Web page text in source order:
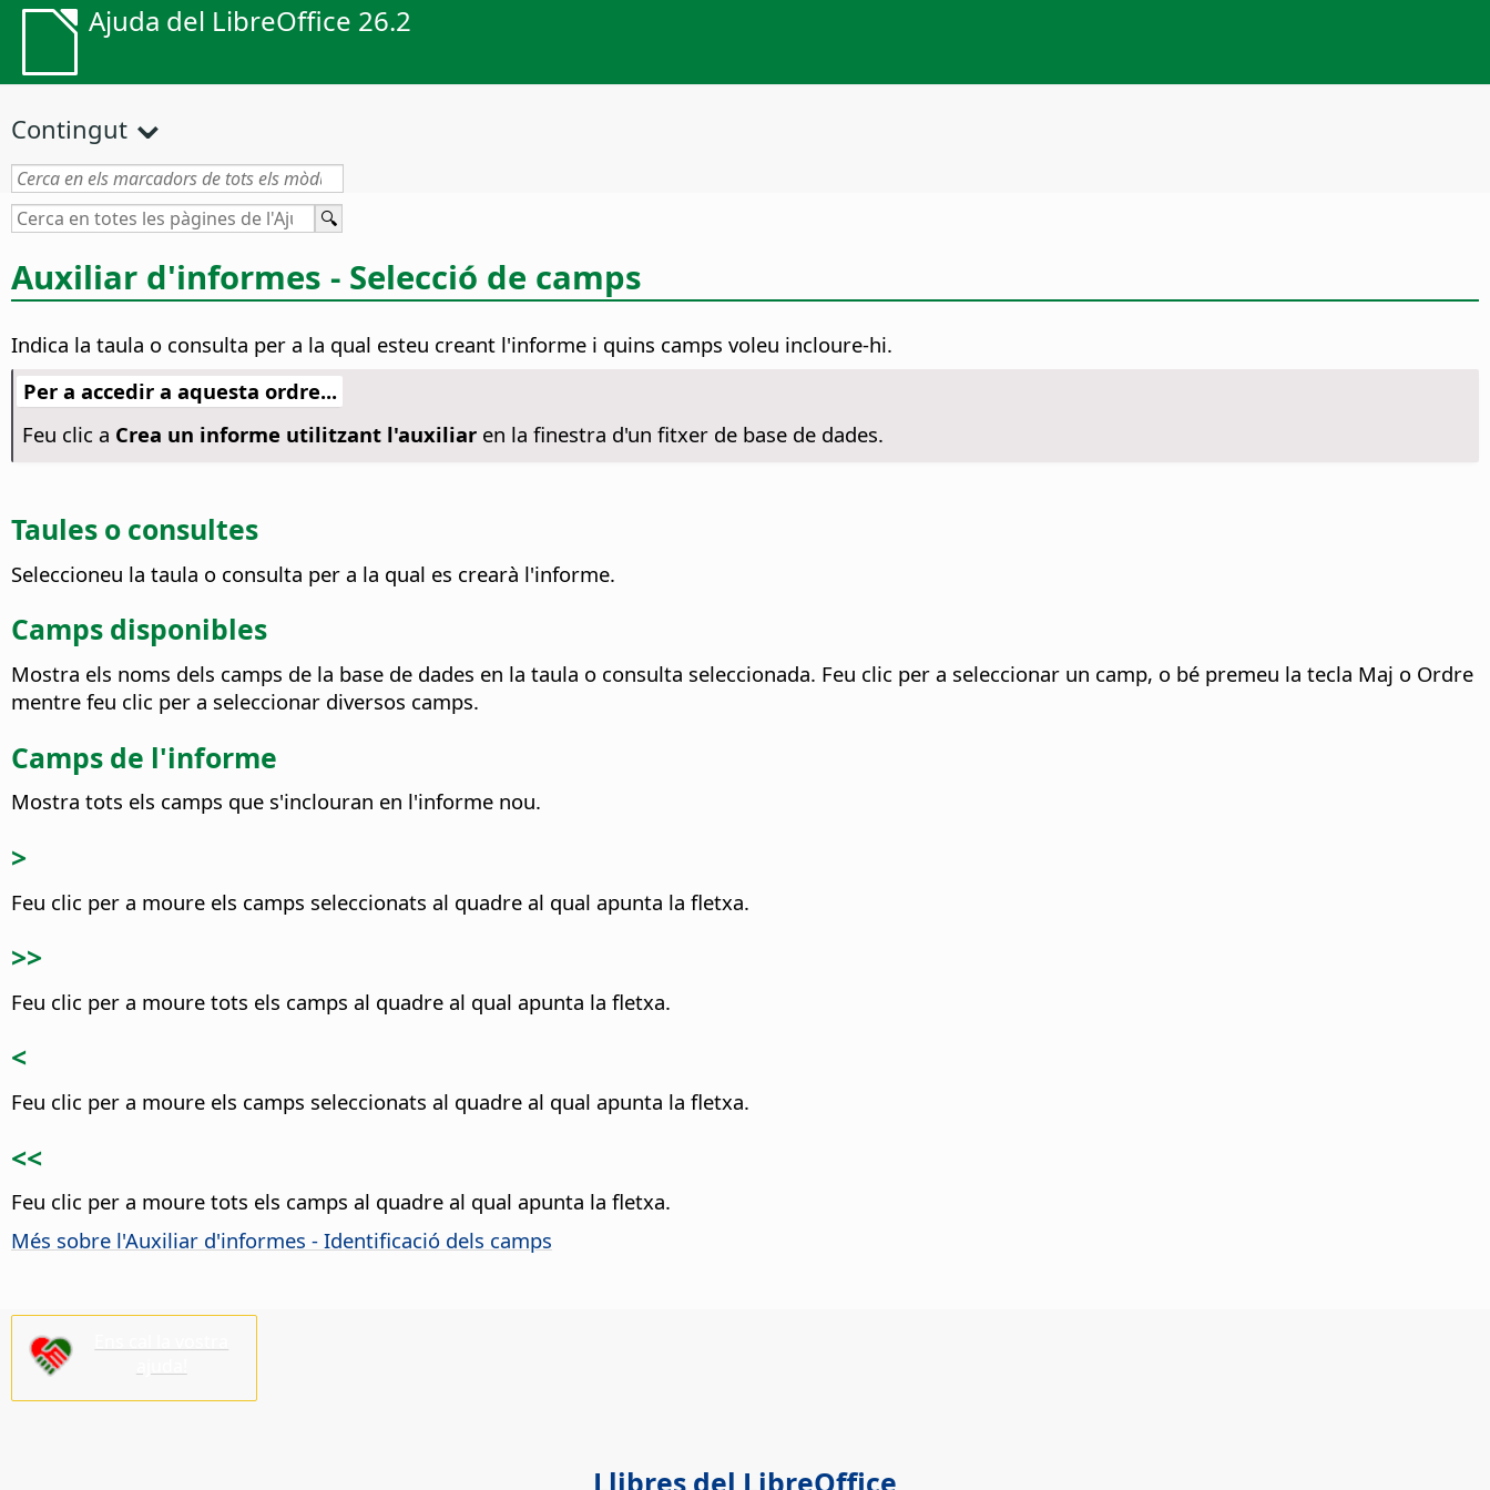
Ajuda del LibreOffice 26.2
Contingut
Auxiliar d'informes - Selecció de camps
Indica la taula o consulta per a la qual esteu creant l'informe i quins camps voleu incloure-hi.
Per a accedir a aquesta ordre...
Feu clic a Crea un informe utilitzant l'auxiliaren la finestra d'un fitxer de base de dades.
Taules o consultes
Seleccioneu la taula o consulta per a la qual es crearà l'informe.
Camps disponibles
Mostra els noms dels camps de la base de dades en la taula o consulta seleccionada. Feu clic per a seleccionar un camp, o bé premeu la tecla Maj o Ordre
mentre feu clic per a seleccionar diversos camps.
Camps de l'informe
Mostra tots els camps que s'inclouran en l'informe nou.
>
Feu clic per a moure els camps seleccionats al quadre al qual apunta la fletxa.
>>
Feu clic per a moure tots els camps al quadre al qual apunta la fletxa.
<
Feu clic per a moure els camps seleccionats al quadre al qual apunta la fletxa.
<<
Feu clic per a moure tots els camps al quadre al qual apunta la fletxa.
Més sobre l'Auxiliar d'informes - Identificació dels camps
Llibres del LibreOffice